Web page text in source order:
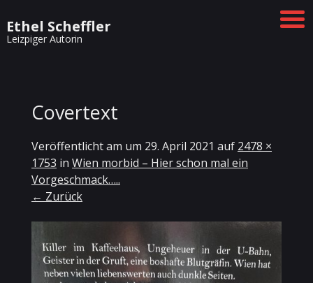
Ethel Scheffler
Leizpiger Autorin
Covertext
Veröffentlicht am um 29. April 2021 auf 2478 ×
1753 inWien morbid – Hier schon mal ein
Vorgeschmack…..
← Zurück